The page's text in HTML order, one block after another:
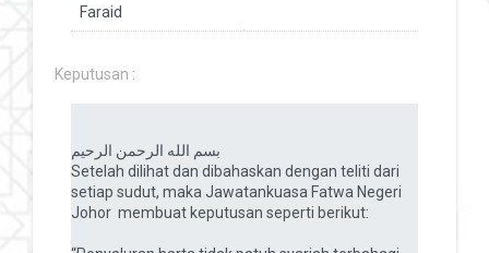
Keputusan :